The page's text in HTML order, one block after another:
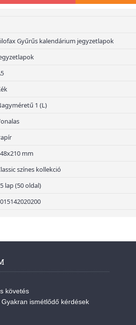
Gyűrűs kalendárium jegyzetlapok
1 (L)
mm
színes kollekció
lap (50 oldal)
követés
Gyakran ismétlődő kérdések